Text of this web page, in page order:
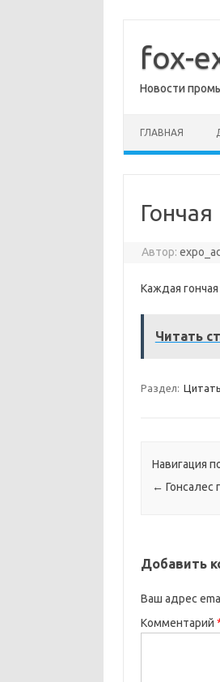
содержимому
fox-
Новости
ГЛАВНАЯ
Гончая
Автор:
Каждая
Читать
Раздел:
Навигация
← Гонсалес
Добавить
Ваш адрес
Комментарий